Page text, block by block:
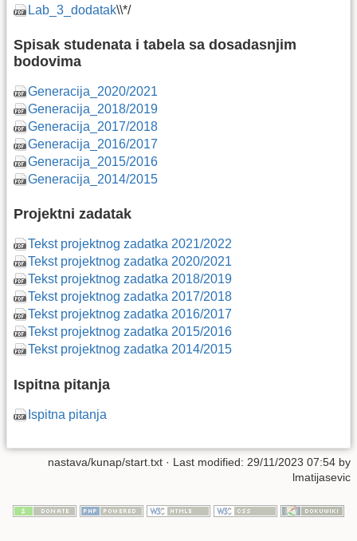
Lab_3_dodatak\\*/
Spisak studenata i tabela sa dosadasnjim
bodovima
Generacija_2020/2021
Generacija_2018/2019
Generacija_2017/2018
Generacija_2016/2017
Generacija_2015/2016
Generacija_2014/2015
Projektni zadatak
Tekst projektnog zadatka 2021/2022
Tekst projektnog zadatka 2020/2021
Tekst projektnog zadatka 2018/2019
Tekst projektnog zadatka 2017/2018
Tekst projektnog zadatka 2016/2017
Tekst projektnog zadatka 2015/2016
Tekst projektnog zadatka 2014/2015
Ispitna pitanja
Ispitna pitanja
nastava/kunap/start.txt · Last modified: 29/11/2023 07:54 by
lmatijasevic